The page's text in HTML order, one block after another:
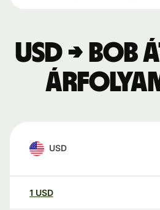
USD → BOB
USD
1 USD